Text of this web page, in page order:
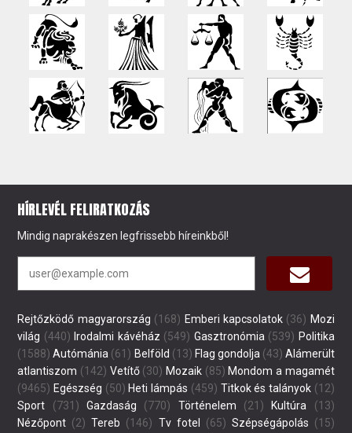
HÍRLEVÉL FELIRATKOZÁS
Mindig naprakészen legfrissebb híreinkből!
Rejtőzködő magyarország (168) Emberi kapcsolatok(36) Mozi
világ (440) Irodalmi kávéház (549) Gasztronómia (539) Politika
(1588) Autómánia (61) Belföld (13) Flag gondolja (43) Alámerült
atlantiszom (142) Vetítő(30) Mozaik (85) Mondom a magamét
(9465) Egészség (50) Heti lámpás (459) Titkok és talányok(12)
Sport (731) Gazdaság (770) Történelem (21) Kultúra (13)
Nézőpont (2) Tereb (146) Tv fotel (65) Szépségápolás (15)